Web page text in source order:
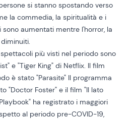
si stanno spostando verso
la commedia, la spiritualità e i
aumentati mentre l'horror, la
più visti nel periodo sono
e "Tiger King" di Netflix. Il film
è stato "Parasite" Il programma
"Doctor Foster" e il film "Il lato
ha registrato i maggiori
al periodo pre-COVID-19,